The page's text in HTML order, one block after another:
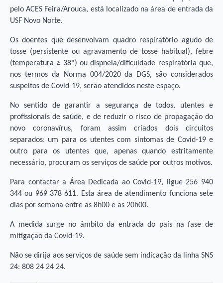
pelo ACES Feira/Arouca, está localizado na área de entrada da
USF Novo Norte.
Os doentes que desenvolvam quadro respiratório agudo de
tosse (persistente ou agravamento de tosse habitual), febre
(temperatura ≥ 38º) ou dispneia/dificuldade respiratória que,
nos termos da Norma 004/2020 da DGS, são considerados
suspeitos de Covid-19, serão atendidos neste espaço.
No sentido de garantir a segurança de todos, utentes e
profissionais de saúde, e de reduzir o risco de propagação do
novo coronavírus, foram assim criados dois circuitos
separados: um para os utentes com sintomas de Covid-19 e
outro para os utentes que, apenas quando estritamente
necessário, procuram os serviços de saúde por outros motivos.
Para contactar a Área Dedicada ao Covid-19, ligue 256 940
344 ou 969 378 611. Esta área de atendimento funciona sete
dias por semana entre as 8h00 e as 20h00.
A medida surge no âmbito da entrada do país na fase de
mitigação da Covid-19.
Não se dirija aos serviços de saúde sem indicação da linha SNS
24: 808 24 24 24.